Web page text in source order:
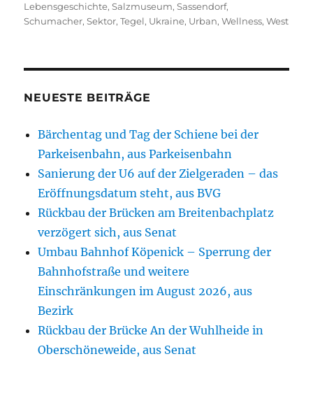
Lebensgeschichte,Salzmuseum,Sassendorf,
Schumacher,Sektor,Tegel, Ukraine, Urban,Wellness,West
NEUESTE BEITRÄGE
Bärchentag und Tag der Schiene bei der
Parkeisenbahn, aus Parkeisenbahn
Sanierung der U6 auf der Zielgeraden – das
Eröffnungsdatum steht, aus BVG
Rückbau der Brücken am Breitenbachplatz
verzögert sich, aus Senat
Umbau Bahnhof Köpenick – Sperrung der
Bahnhofstraße und weitere
Einschränkungen im August 2026, aus
Bezirk
Rückbau der Brücke An der Wuhlheide in
Oberschöneweide, aus Senat